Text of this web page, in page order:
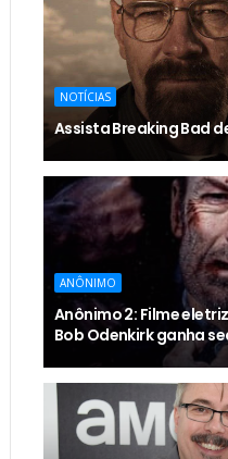
NOTÍCIAS
Assista Breaking Bad
ANÔNIMO
Anônimo 2: Filme
Bob Odenkirk ganha